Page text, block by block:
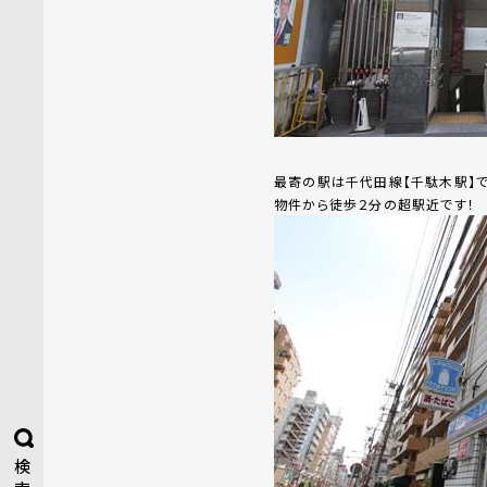
検
最寄の駅は千代田線【千駄木駅】で
物件から徒歩２分の超駅近です！